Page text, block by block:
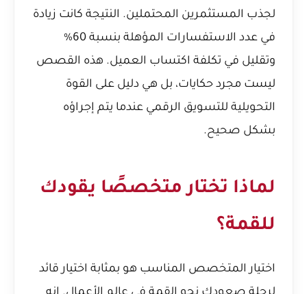
لجذب المستثمرين المحتملين. النتيجة كانت زيادة
في عدد الاستفسارات المؤهلة بنسبة 60%
وتقليل في تكلفة اكتساب العميل. هذه القصص
ليست مجرد حكايات، بل هي دليل على القوة
التحويلية للتسويق الرقمي عندما يتم إجراؤه
بشكل صحيح.
لماذا تختار متخصصًا يقودك
للقمة؟
اختيار المتخصص المناسب هو بمثابة اختيار قائد